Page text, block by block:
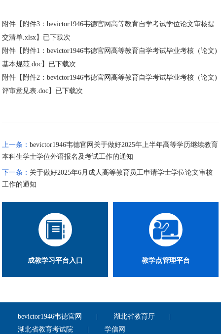
附件【 附件3：bevictor1946韦德官网高等教育自学考试学位论文审核提
交清单.xlsx】已下载次
附件【 附件1：bevictor1946韦德官网高等教育自学考试毕业考核（论文)
基本规范.doc】已下载次
附件【 附件2：bevictor1946韦德官网高等教育自学考试毕业考核（论文)
评审意见表.doc】已下载次
上一条：bevictor1946韦德官网关于做好2025年上半年高等学历继续教育
本科生学士学位外语报名及考试工作的通知
下一条： 关于做好2025年6月成人高等教育员工申请学士学位论文审核
工作的通知
成教学习平台入口 教学点管理平台
bevictor1946韦德官网
湖北省教育厅
湖北省教育考试院
学信网